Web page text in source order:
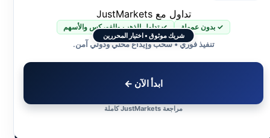
شريك موثوق • اختيار المحررين
تداول مع JustMarkets
✓ بدون عمولة ✓ تداول الذهب والفوركس والأسهم
تنفيذ فوري • سحب وإيداع محلي ودولي آمن.
ابدأ الآن ←
مراجعة JustMarkets كاملة